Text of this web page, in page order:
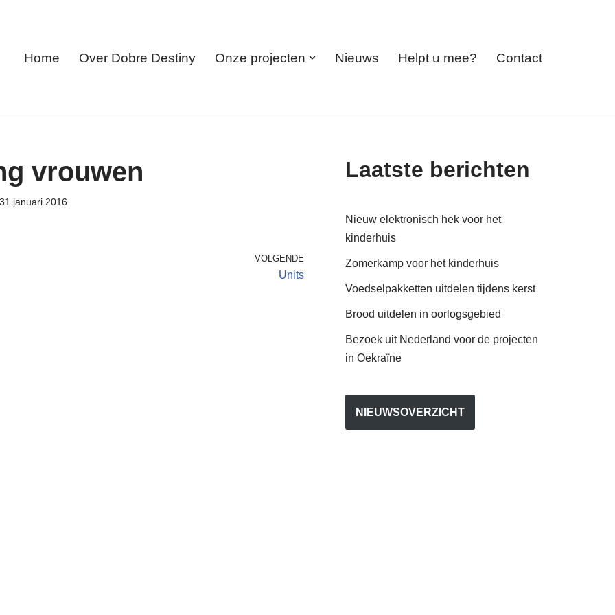
Home Over Dobre Destiny Onze projecten Nieuws Helpt u mee? Contact
vrouwen
31 januari 2016
VOLGENDE
Units
Laatste berichten
Nieuw elektronisch hek voor het
kinderhuis
Zomerkamp voor het kinderhuis
Voedselpakketten uitdelen tijdens kerst
Brood uitdelen in oorlogsgebied
Bezoek uit Nederland voor de projecten
in Oekraïne
NIEUWSOVERZICHT